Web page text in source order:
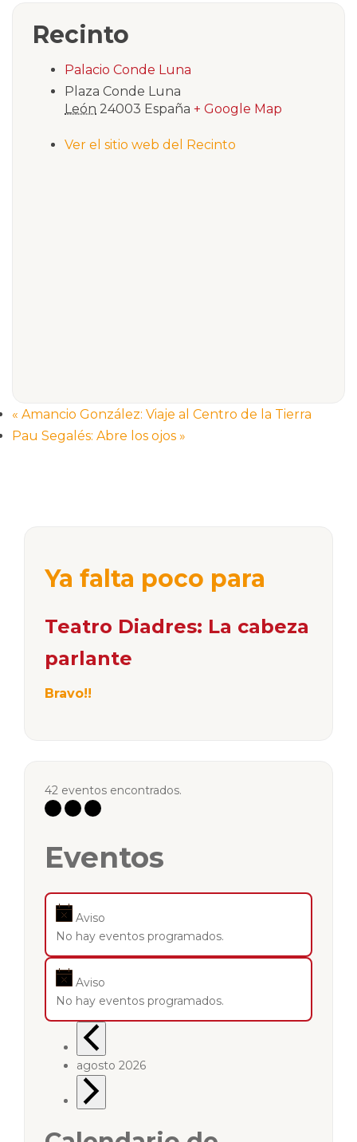
Recinto
Palacio Conde Luna
Plaza Conde Luna
León 24003 España + Google Map
Ver el sitio web del Recinto
« Amancio González: Viaje al Centro de la Tierra
Pau Segalés: Abre los ojos »
Ya falta poco para
Teatro Diadres: La cabeza
parlante
Bravo!!
42 eventos encontrados.
Eventos
Aviso
No hay eventos programados.
Aviso
No hay eventos programados.
agosto 2026